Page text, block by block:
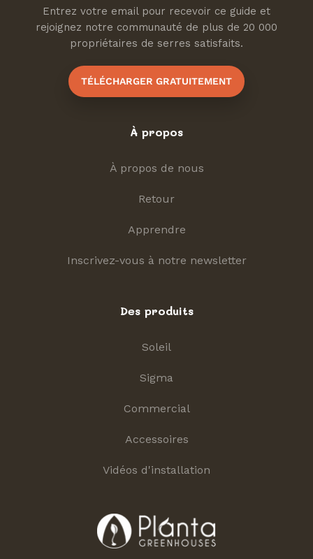
Entrez votre email pour recevoir ce guide et
rejoignez notre communauté de plus de 20 000
propriétaires de serres satisfaits.
TÉLÉCHARGER GRATUITEMENT
À propos
À propos de nous
Retour
Apprendre
Inscrivez-vous à notre newsletter
Des produits
Soleil
Sigma
Commercial
Accessoires
Vidéos d'installation